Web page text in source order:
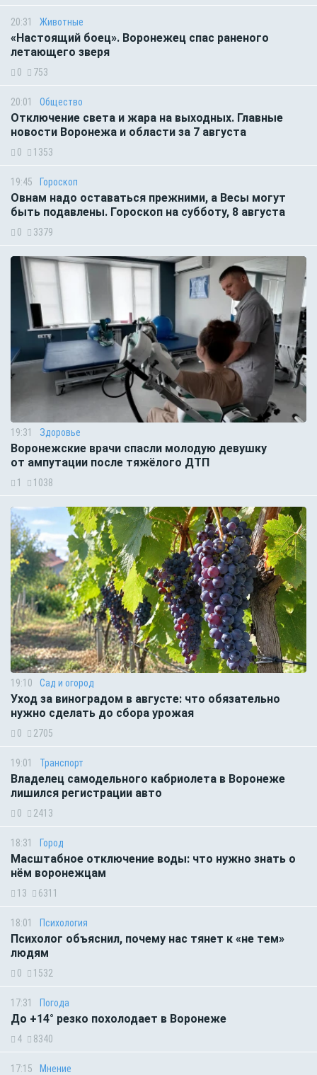
20:31 Животные
«Настоящий боец». Воронежец спас раненого
летающего зверя
0 753
20:01 Общество
Отключение света и жара на выходных. Главные
новости Воронежа и области за 7 августа
0 1353
19:45 Гороскоп
Овнам надо оставаться прежними, а Весы могут
быть подавлены. Гороскоп на субботу, 8 августа
0 3379
19:31 Здоровье
Воронежские врачи спасли молодую девушку
от ампутации после тяжёлого ДТП
1 1038
19:10 Сад и огород
Уход за виноградом в августе: что обязательно
нужно сделать до сбора урожая
0 2705
19:01 Транспорт
Владелец самодельного кабриолета в Воронеже
лишился регистрации авто
0 2413
18:31 Город
Масштабное отключение воды: что нужно знать о
нём воронежцам
13 6311
18:01 Психология
Психолог объяснил, почему нас тянет к «не тем»
людям
0 1532
17:31 Погода
До +14° резко похолодает в Воронеже
4 8340
17:15 Мнение